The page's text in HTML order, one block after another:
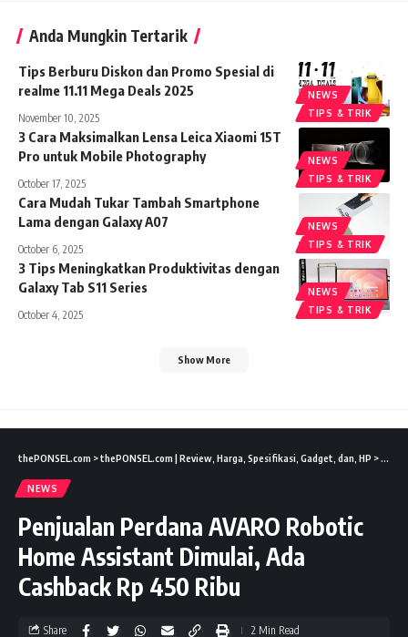
Anda Mungkin Tertarik
NEWS
TIPS & TRIK
Tips Berburu Diskon dan Promo Spesial di
realme 11.11 Mega Deals 2025
November 10, 2025
NEWS
TIPS & TRIK
3 Cara Maksimalkan Lensa Leica Xiaomi 15T
Pro untuk Mobile Photography
October 17, 2025
NEWS
TIPS & TRIK
Cara Mudah Tukar Tambah Smartphone
Lama dengan Galaxy A07
October 6, 2025
NEWS
TIPS & TRIK
3 Tips Meningkatkan Produktivitas dengan
Galaxy Tab S11 Series
October 4, 2025
Show More
thePONSEL.com >thePONSEL.com | Review, Harga, Spesifikasi, Gadget, dan, HP > News
NEWS
Penjualan Perdana AVARO Robotic
Home Assistant Dimulai, Ada
Cashback Rp 450 Ribu
Share 2 Min Read